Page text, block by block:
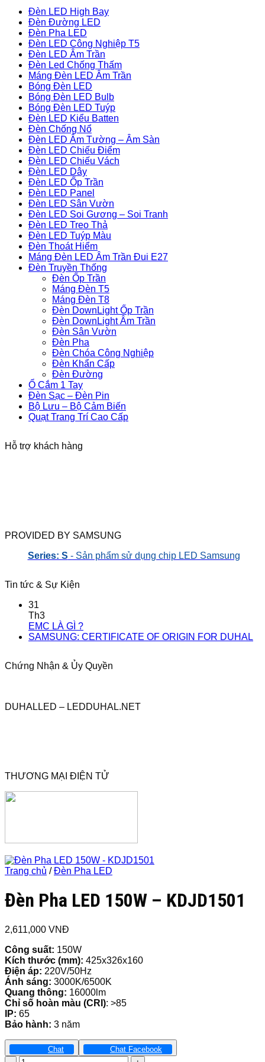
Đèn LED High Bay
Đèn Đường LED
Đèn Pha LED
Đèn LED Công Nghiệp T5
Đèn LED Âm Trần
Đèn Led Chống Thấm
Máng Đèn LED Âm Trần
Bóng Đèn LED
Bóng Đèn LED Bulb
Bóng Đèn LED Tuýp
Đèn LED Kiểu Batten
Đèn Chống Nổ
Đèn LED Âm Tường – Âm Sàn
Đèn LED Chiếu Điểm
Đèn LED Chiếu Vách
Đèn LED Dây
Đèn LED Ốp Trần
Đèn LED Panel
Đèn LED Sân Vườn
Đèn LED Soi Gương – Soi Tranh
Đèn LED Treo Thả
Đèn LED Tuýp Màu
Đèn Thoát Hiểm
Máng Đèn LED Âm Trần Đui E27
Đèn Truyền Thống
Đèn Ốp Trần
Máng Đèn T5
Máng Đèn T8
Đèn DownLight Ốp Trần
Đèn DownLight Âm Trần
Đèn Sân Vườn
Đèn Pha
Đèn Chóa Công Nghiệp
Đèn Khẩn Cấp
Đèn Đường
Ổ Cắm 1 Tay
Đèn Sạc – Đèn Pin
Bộ Lưu – Bộ Cảm Biến
Quạt Trang Trí Cao Cấp
Hỗ trợ khách hàng
PROVIDED BY SAMSUNG
Series: S - Sản phẩm sử dụng chip LED Samsung
Tin tức & Sự Kiện
31
Th3
EMC LÀ GÌ ?
SAMSUNG: CERTIFICATE OF ORIGIN FOR DUHAL
Chứng Nhận & Ủy Quyền
DUHALLED – LEDDUHAL.NET
THƯƠNG MẠI ĐIỆN TỬ
Trang chủ / Đèn Pha LED
Đèn Pha LED 150W – KDJD1501
2,611,000 VNĐ
Công suất: 150W
Kích thước (mm): 425x326x160
Điện áp: 220V/50Hz
Ánh sáng: 3000K/6500K
Quang thông: 16000lm
Chỉ số hoàn màu (CRI): >85
IP: 65
Bảo hành: 3 năm
Chat Chat Facebook